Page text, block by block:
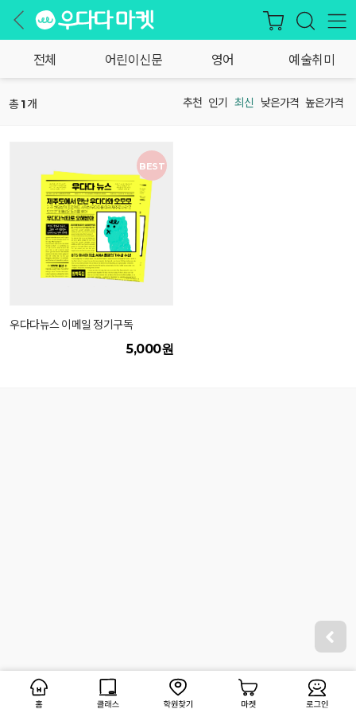
전체 어린이신문 영어 예술취미
총1개 추천 인기 최신 낮은가격 높은가격
BEST
우다다뉴스 이메일 정기구독
5,000원